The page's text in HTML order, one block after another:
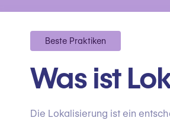
Beste Praktiken
Was ist
Die Lokalisierung ist ein